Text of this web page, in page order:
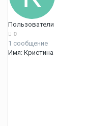
Пользователи
0
1 сообщение
Имя: Кристина